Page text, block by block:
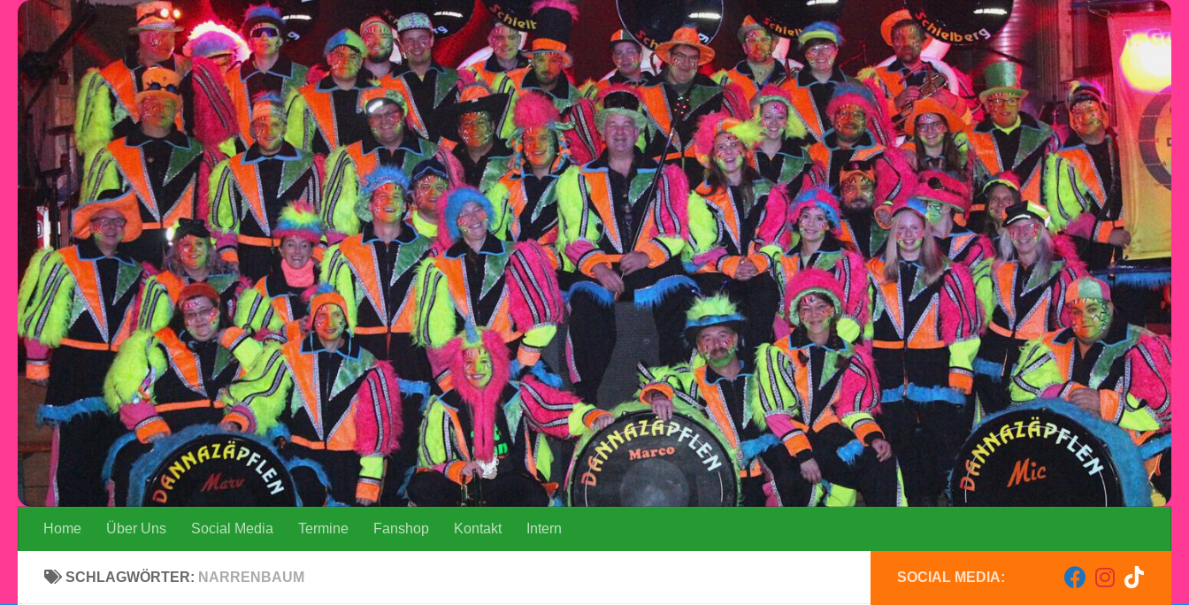
Zum Inhalt springen
Home Über Uns Social Media Termine Fanshop Kontakt Intern
SCHLAGWÖRTER: NARRENBAUM SOCIAL MEDIA: